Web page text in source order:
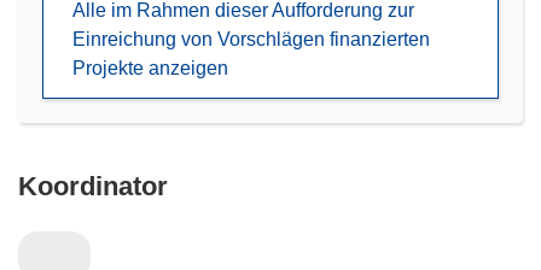
Fenster)
Alle im Rahmen dieser Aufforderung zur
Einreichung von Vorschlägen finanzierten
Projekte anzeigen
Koordinator